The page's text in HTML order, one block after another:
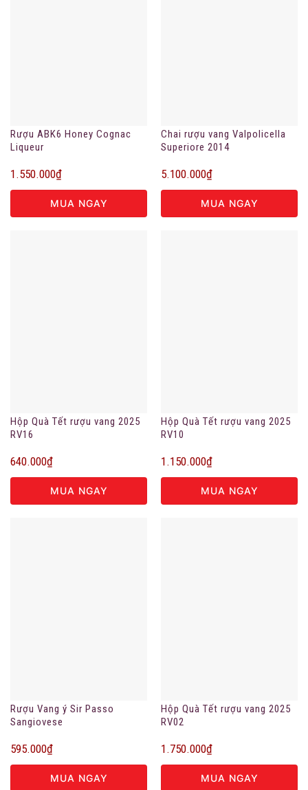
Rượu ABK6 Honey Cognac
Liqueur
1.550.000₫
MUA NGAY
Chai rượu vang Valpolicella
Superiore 2014
5.100.000₫
MUA NGAY
Hộp Quà Tết rượu vang 2025
RV16
640.000₫
MUA NGAY
Hộp Quà Tết rượu vang 2025
RV10
1.150.000₫
MUA NGAY
Rượu Vang ý Sir Passo
Sangiovese
595.000₫
MUA NGAY
Hộp Quà Tết rượu vang 2025
RV02
1.750.000₫
MUA NGAY